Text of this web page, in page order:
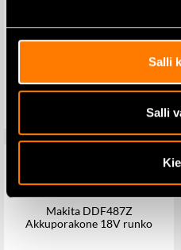
Salli
Salli
99,00€
Makita DDF487Z
Akkuporakone 18V runko